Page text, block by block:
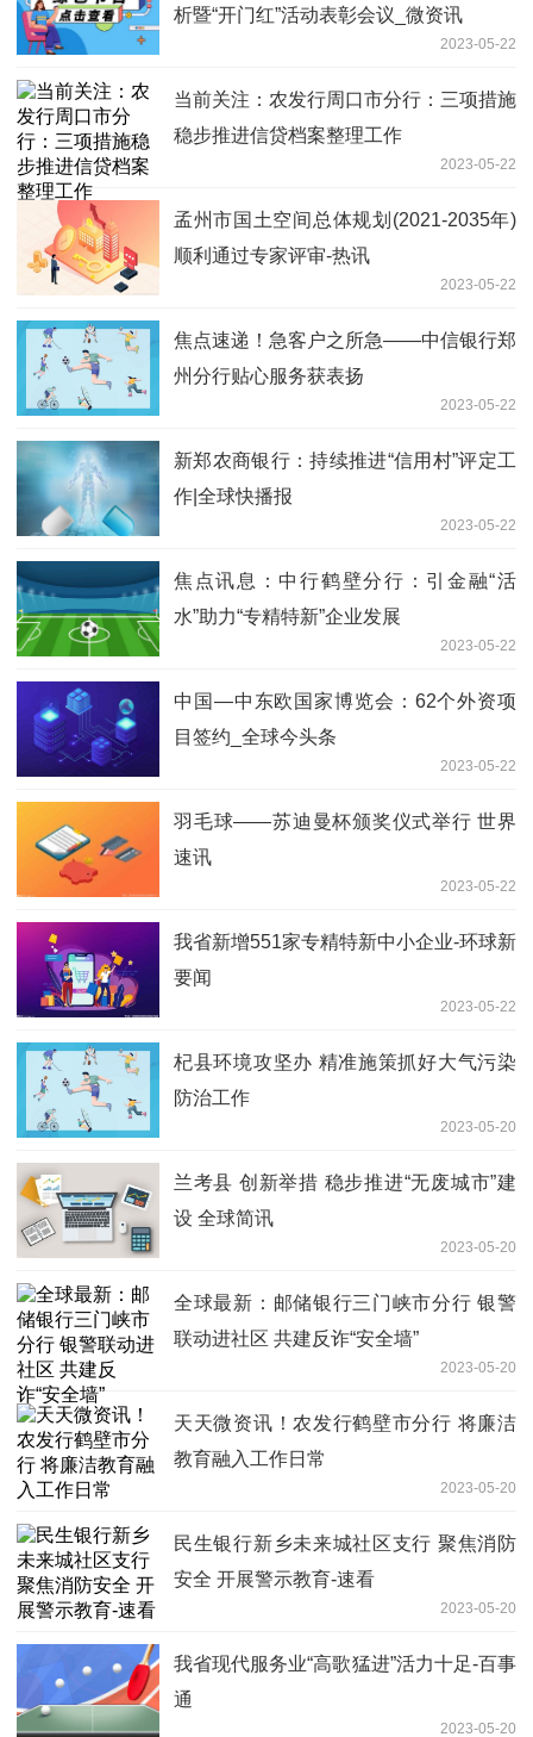
析暨“开门红”活动表彰会议_微资讯
2023-05-22
当前关注：农发行周口市分行：三项措施
稳步推进信贷档案整理工作
2023-05-22
孟州市国土空间总体规划(2021-2035年)
顺利通过专家评审-热讯
2023-05-22
焦点速递！急客户之所急——中信银行郑
州分行贴心服务获表扬
2023-05-22
新郑农商银行：持续推进“信用村”评定工
作|全球快播报
2023-05-22
焦点讯息：中行鹤壁分行：引金融“活
水”助力“专精特新”企业发展
2023-05-22
中国—中东欧国家博览会：62个外资项
目签约_全球今头条
2023-05-22
羽毛球——苏迪曼杯颁奖仪式举行 世界
速讯
2023-05-22
我省新增551家专精特新中小企业-环球新
要闻
2023-05-22
杞县环境攻坚办 精准施策抓好大气污染
防治工作
2023-05-20
兰考县 创新举措 稳步推进“无废城市”建
设 全球简讯
2023-05-20
全球最新：邮储银行三门峡市分行 银警
联动进社区 共建反诈“安全墙”
2023-05-20
天天微资讯！农发行鹤壁市分行 将廉洁
教育融入工作日常
2023-05-20
民生银行新乡未来城社区支行 聚焦消防
安全 开展警示教育-速看
2023-05-20
我省现代服务业“高歌猛进”活力十足-百事
通
2023-05-20